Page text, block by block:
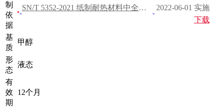
制
依
据
SN/T 5352-2021 纸制耐热材料中全氟和多氟化合物的测定
2022-06-01 实施
下载
基
质
甲醇
形
态
液态
有
效
期
12个月